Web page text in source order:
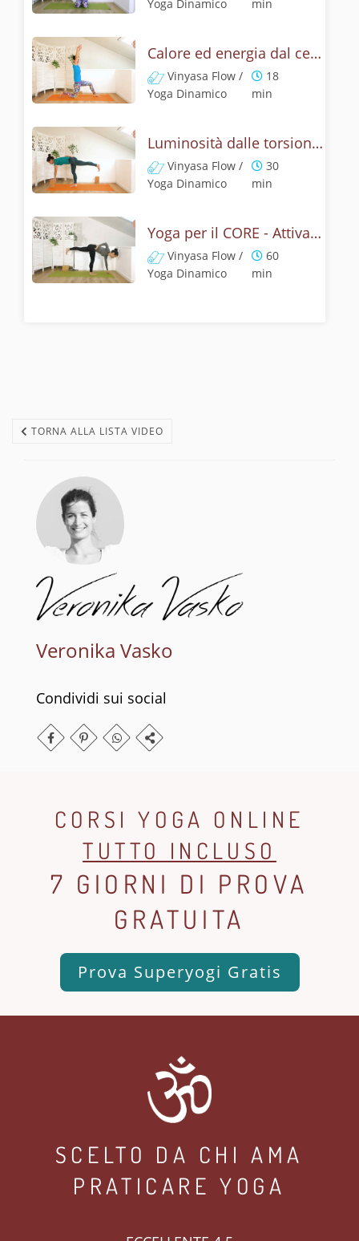
Yoga Dinamico
min
Calore ed energia dal centro - Vinyasa core
Vinyasa Flow /
Yoga Dinamico
18
min
Luminosità dalle torsioni - Yoga dinamico
Vinyasa Flow /
Yoga Dinamico
30
min
Yoga per il CORE - Attivazione dal centro
Vinyasa Flow /
Yoga Dinamico
60
min
TORNA ALLA LISTA VIDEO
Veronika Vasko
Condividi sui social
CORSI YOGA ONLINE
TUTTO INCLUSO
7 GIORNI DI PROVA
GRATUITA
Prova Superyogi Gratis
SCELTO DA CHI AMA
PRATICARE YOGA